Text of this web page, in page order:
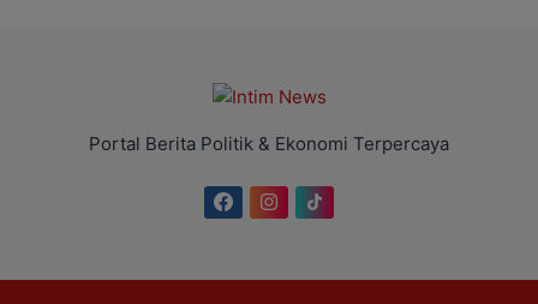
Portal Berita Politik & Ekonomi Terpercaya